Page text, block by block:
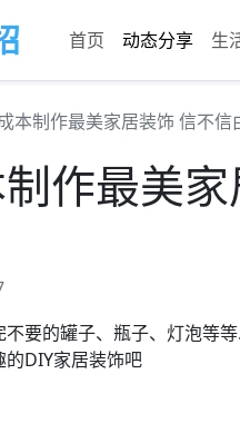
首页 动态分享 生
本制作最美家居装饰 信不信
作最美
要的罐子、瓶子、灯泡等
DIY家居装饰吧